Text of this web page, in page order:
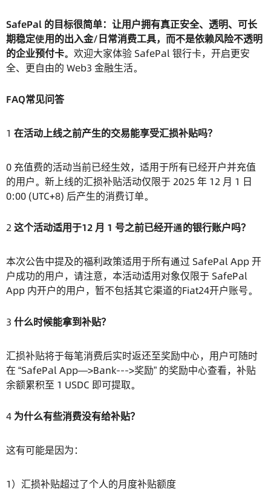
SafePal 的目标很简单：让用户拥有真正安全、透明、可长
期稳定使用的出入金/日常消费工具，而不是依赖风险不透明
的企业预付卡。 欢迎大家体验 SafePal 银行卡，开启更安
全、更自由的 Web3 金融生活。
FAQ常见问答
1 在活动上线之前产生的交易能享受汇损补贴吗？
0 充值费的活动当前已经生效，适用于所有已经开户并充值
的用户。新上线的汇损补贴活动仅限于 2025 年 12 月 1 日
0:00 (UTC+8) 后产生的消费订单。
2这个活动适用于12 月 1 号之前已经开通的银行账户吗？
本次公告中提及的福利政策适用于所有通过 SafePal App 开
户成功的用户，请注意，本活动适用对象仅限于 SafePal
App 内开户的用户，暂不包括其它渠道的Fiat24开户账号。
3 什么时候能拿到补贴？
汇损补贴将于每笔消费后实时返还至奖励中心，用户可随时
在 “SafePal App—>Bank--->奖励” 的奖励中心查看，补贴
余额累积至 1 USDC 即可提取。
4 为什么有些消费没有给补贴？
这有可能是因为：
1）汇损补贴超过了个人的月度补贴额度